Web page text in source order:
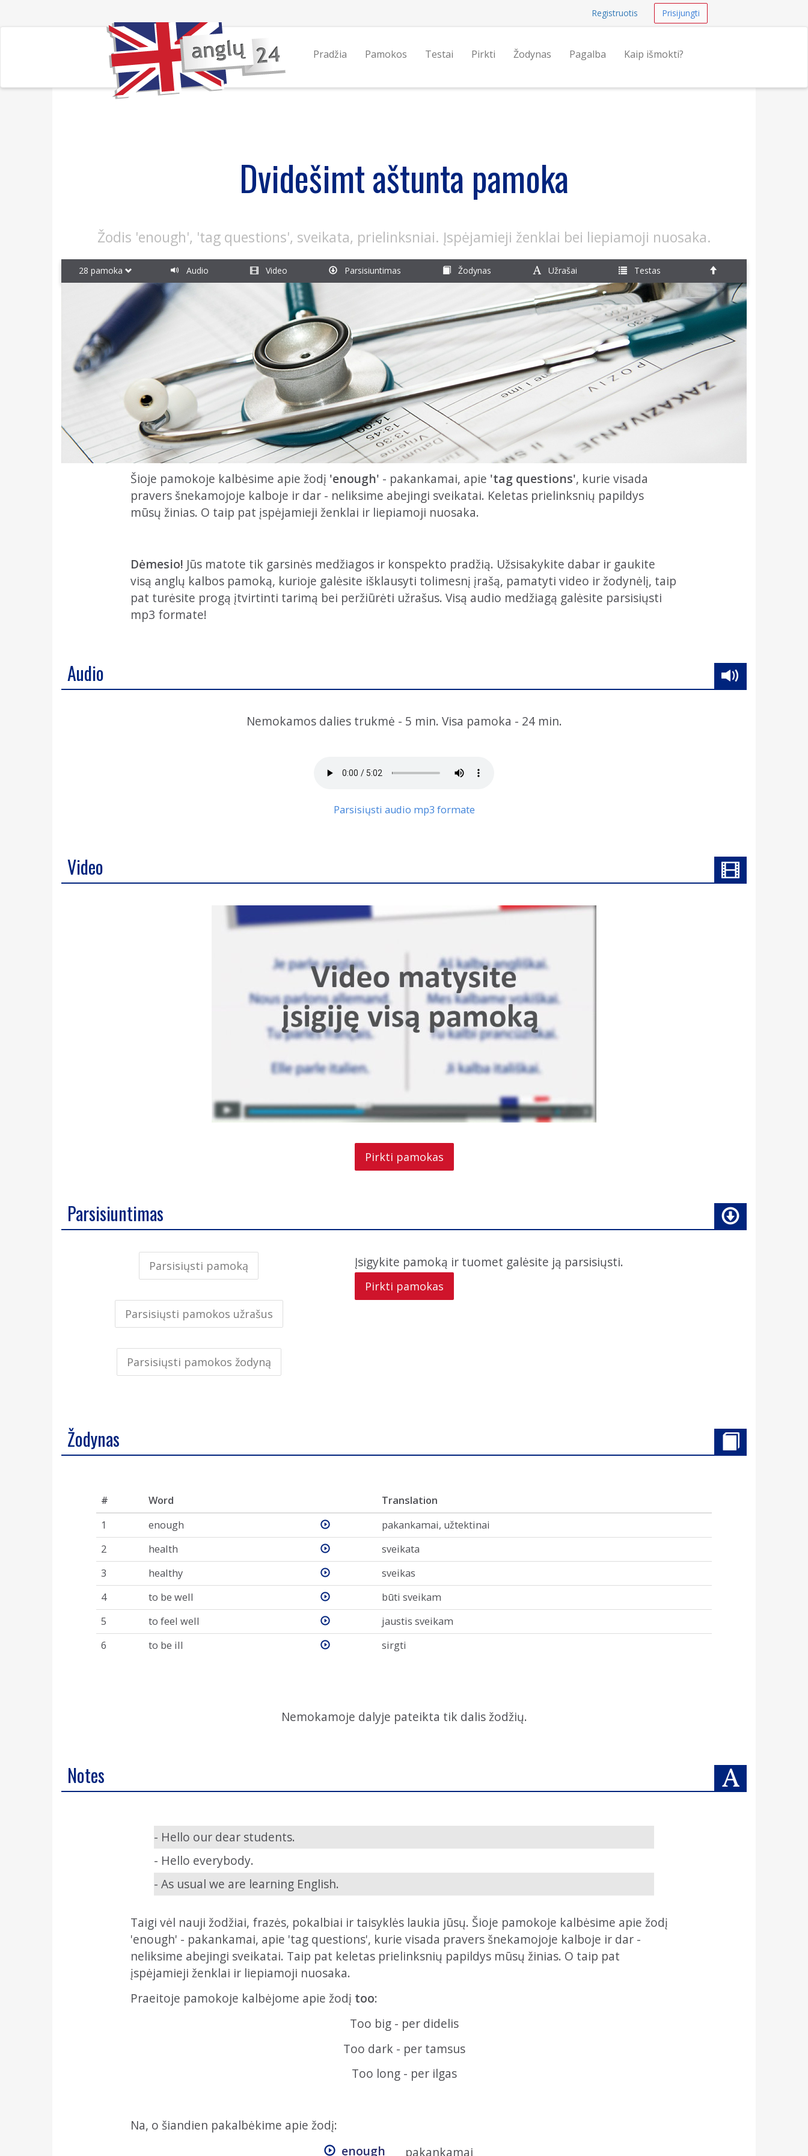
Registruotis Prisijungti
Pradžia Pamokos Testai Pirkti Žodynas Pagalba Kaip išmokti?
Dvidešimt aštunta pamoka
Žodis 'enough', 'tag questions', sveikata, prielinksniai. Įspėjamieji ženklai bei liepiamoji nuosaka.
28 pamoka Audio Video Parsisiuntimas Žodynas Užrašai Testas
Šioje pamokoje kalbėsime apie žodį 'enough' - pakankamai, apie 'tag questions', kurie visada
pravers šnekamojoje kalboje ir dar - neliksime abejingi sveikatai. Keletas prielinksnių papildys
mūsų žinias. O taip pat įspėjamieji ženklai ir liepiamoji nuosaka.
Dėmesio! Jūs matote tik garsinės medžiagos ir konspekto pradžią. Užsisakykite dabar ir gaukite
visą anglų kalbos pamoką, kurioje galėsite išklausyti tolimesnį įrašą, pamatyti video ir žodynėlį, taip
pat turėsite progą įtvirtinti tarimą bei peržiūrėti užrašus. Visą audio medžiagą galėsite parsisiųsti
mp3 formate!
Audio
Nemokamos dalies trukmė - 5 min. Visa pamoka - 24 min.
Parsisiųsti audio mp3 formate
Video
Pirkti pamokas
Parsisiuntimas
Parsisiųsti pamoką
Parsisiųsti pamokos užrašus
Parsisiųsti pamokos žodyną
Įsigykite pamoką ir tuomet galėsite ją parsisiųsti.
Pirkti pamokas
Žodynas
# Word
Translation
1
enough
pakankamai, užtektinai
2
health
sveikata
3
healthy
sveikas
4
to be well
būti sveikam
5
to feel well
jaustis sveikam
6
to be ill sirgti
Nemokamoje dalyje pateikta tik dalis žodžių.
Notes
- Hello our dear students.
- Hello everybody.
- As usual we are learning English.
Taigi vėl nauji žodžiai, frazės, pokalbiai ir taisyklės laukia jūsų. Šioje pamokoje kalbėsime apie žodį
'enough' - pakankamai, apie 'tag questions', kurie visada pravers šnekamojoje kalboje ir dar -
neliksime abejingi sveikatai. Taip pat keletas prielinksnių papildys mūsų žinias. O taip pat
įspėjamieji ženklai ir liepiamoji nuosaka.
Praeitoje pamokoje kalbėjome apie žodį too:
Too big - per didelis
Too dark - per tamsus
Too long - per ilgas
Na, o šiandien pakalbėkime apie žodį:
enough
pakankamai